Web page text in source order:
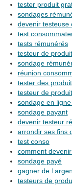
tester produit
sondages
devenir testeuse
test
tests rémunérés
testeur de
sondage
réunion
tester des
testeur de
sondage en
sondage payant
devenir testeur
arrondir ses fins
test conso
comment
sondage payé
gagner de l
testeurs de